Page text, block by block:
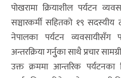
पोखरामा क्रियाशील पर्यटन
सञ्चारकर्मी सहितको १९ सदस्यीय
नेपालका पर्यटन व्यवसायीसँग
अन्तरक्रिया गर्नुुका साथै प्रचार
उक्त क्रममा आन्तरिक